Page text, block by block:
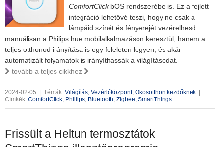
ComfortClickbOS rendszerébe is. Ez a fejlett
integráció lehetővé teszi, hogy ne csak a
lámpáid színét és fényerejét vezérelhesd
manuálisan a Philips hue mobilalkalmazáson keresztül, hanem a
teljes otthonod irányítása is egy feleleten legyen, és akár
automatizált folyamatok is irányíthassák a világításodat.
tovább a teljes cikkhez
2024-02-05 Témák: Világítás, Vezérlőközpont, Okosotthon kezdőknek
Címkék: ComfortClick, Phillips, Bluetooth, Zigbee, SmartThings
Frissült a Heltun termosztátok